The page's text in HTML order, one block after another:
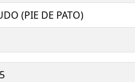
(PIE DE PATO)